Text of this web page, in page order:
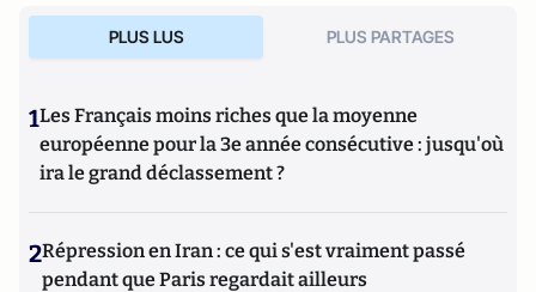
PLUS LUS PLUS PARTAGES
1Les Français moins riches que la moyenne
européenne pour la 3e année consécutive : jusqu'où
ira le grand déclassement ?
2Répression en Iran : ce qui s'est vraiment passé
pendant que Paris regardait ailleurs